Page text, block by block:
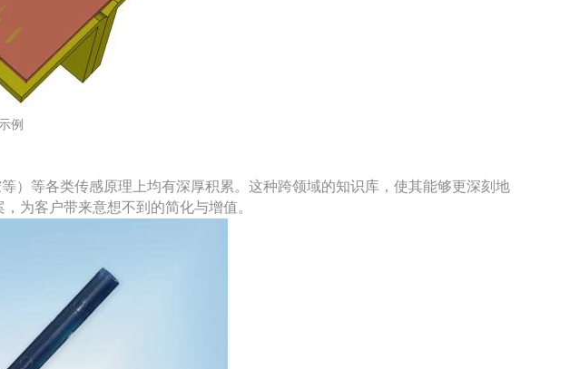
例
）等各类传感原理上均有深厚积累。这种跨领域的知识库，使其能够更深刻地
为客户带来意想不到的简化与增值。